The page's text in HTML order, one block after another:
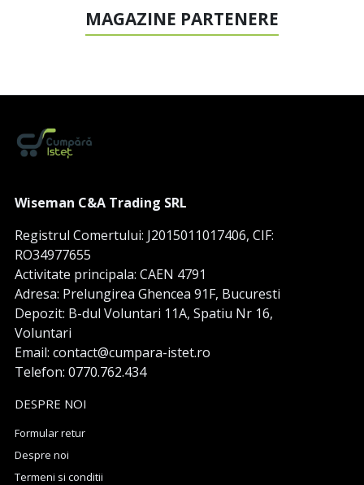
MAGAZINE PARTENERE
Wiseman C&A Trading SRL
Registrul Comertului: J2015011017406, CIF:
RO34977655
Activitate principala: CAEN 4791
Adresa: Prelungirea Ghencea 91F, Bucuresti
Depozit: B-dul Voluntari 11A, Spatiu Nr 16,
Voluntari
Email: contact@cumpara-istet.ro
Telefon: 0770.762.434
DESPRE NOI
Formular retur
Despre noi
Termeni si conditii